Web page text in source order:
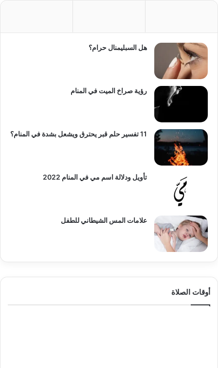
هل السبليمنال حرام؟
رؤية صراخ الميت في المنام
11 تفسير حلم قبر يحترق ويشعل بشدة في المنام؟
تأويل ودلالة اسم مي في المنام 2022
علامات المس الشيطاني للطفل
أوقات الصلاة